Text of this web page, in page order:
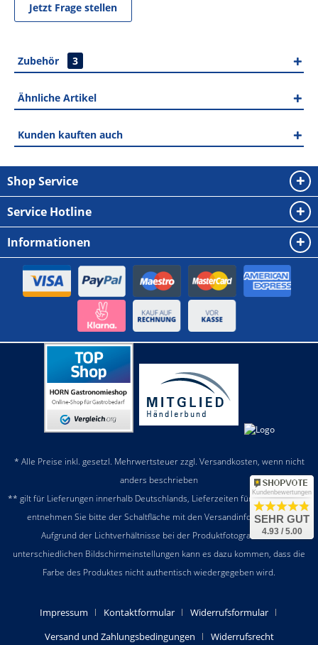
Jetzt Frage stellen
Zubehör 3
Ähnliche Artikel
Kunden kauften auch
Shop Service
Service Hotline
Informationen
* Alle Preise inkl. gesetzl. Mehrwertsteuer zzgl. Versandkosten, wenn nicht
anders beschrieben
** gilt für Lieferungen innerhalb Deutschlands, Lieferzeiten für andere Länder
entnehmen Sie bitte der Schaltfläche mit den Versandinformationen
Aufgrund der Lichtverhältnisse bei der Produktfotografie und
unterschiedlichen Bildschirmeinstellungen kann es dazu kommen, dass die
Farbe des Produktes nicht authentisch wiedergegeben wird.
Impressum Kontaktformular
Widerrufsformular
Versand und Zahlungsbedingungen
Widerrufsrecht
Kundenbewertungen
SEHR GUT
4.93 / 5.00